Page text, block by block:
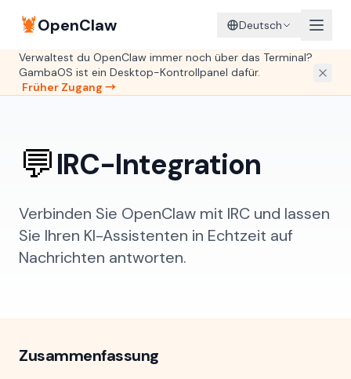
🦞OpenClaw Deutsch
Verwaltest du OpenClaw immer noch über das Terminal?
GambaOS ist ein Desktop-Kontrollpanel dafür.
Früher Zugang →
💬IRC-Integration
Verbinden Sie OpenClaw mit IRC und lassen
Sie Ihren KI-Assistenten in Echtzeit auf
Nachrichten antworten.
Zusammenfassung